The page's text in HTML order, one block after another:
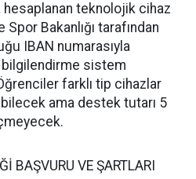
hesaplanan teknolojik cihaz
Bakanlığı tarafından
IBAN numarasıyla
bilgilendirme sistem
farklı tip cihazlar
ama destek tutarı 5
BAŞVURU VE ŞARTLARI